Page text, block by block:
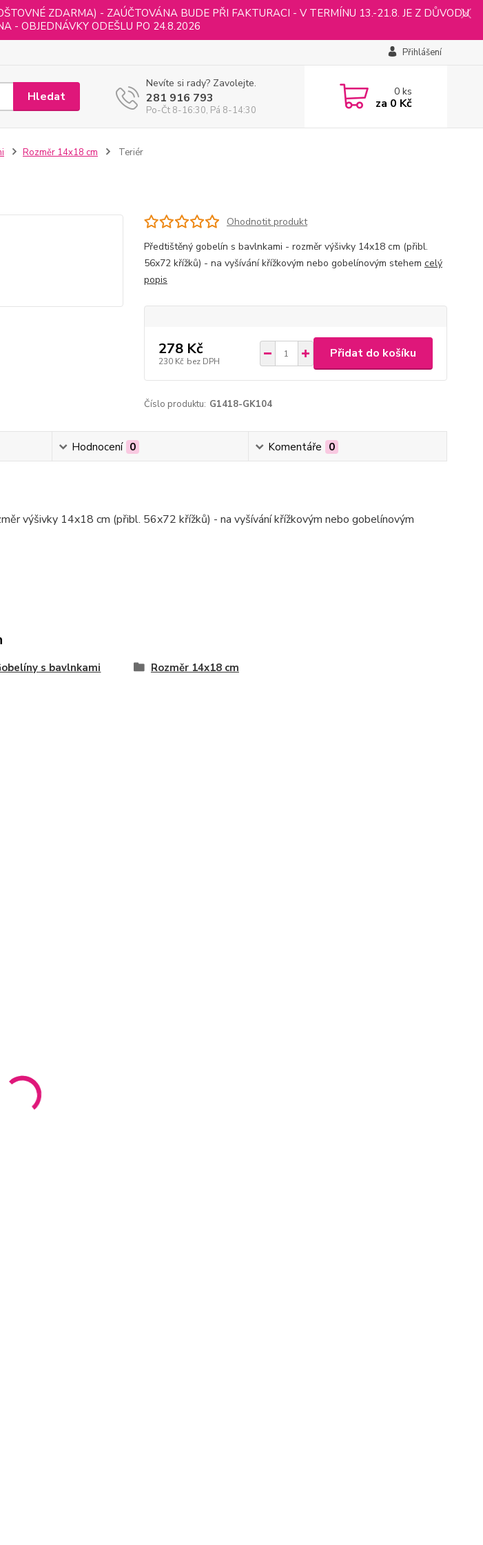
ZDARMA) - ZAÚČTOVÁNA BUDE PŘI FAKTURACI - V TERMÍNU 13.-21.8. JE Z DŮVODU
- OBJEDNÁVKY ODEŠLU PO 24.8.2026
Přihlášení
Hledat
Nevíte si rady? Zavolejte.
281 916 793
Po-Čt 8-16:30, Pá 8-14:30
0ks
za 0 Kč
Rozměr 14x18 cm Teriér
Ohodnotit produkt
Předtištěný gobelín s bavlnkami - rozměr výšivky 14x18 cm (přibl.
56x72 křížků) - na vyšívání křížkovým nebo gobelínovým stehem celý
popis
278 Kč
230 Kč bez DPH
Přidat do košíku
Číslo produktu: G1418-GK104
Hodnocení 0 Komentáře 0
výšivky 14x18 cm (přibl. 56x72 křížků) - na vyšívání křížkovým nebo gobelínovým
s bavlnkami Rozměr 14x18 cm